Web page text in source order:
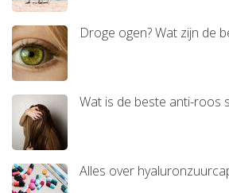
Droge ogen? Wat zijn de
Wat is de beste anti-roos
Alles over